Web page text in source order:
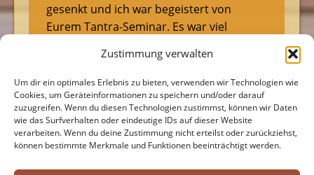
Zustimmung verwalten
Um dir ein optimales Erlebnis zu bieten, verwenden wir Technologien wie
Cookies, um Geräteinformationen zu speichern und/oder darauf
zuzugreifen. Wenn du diesen Technologien zustimmst, können wir Daten
wie das Surfverhalten oder eindeutige IDs auf dieser Website
verarbeiten. Wenn du deine Zustimmung nicht erteilst oder zurückziehst,
können bestimmte Merkmale und Funktionen beeinträchtigt werden.
gesenkt und ich war begeistert von
Eurem Tantra-Seminar. Es war viel
meinen Vorstellungen ausgemalt habe.
Ich habe die Liebe neu entdeckt.“ Marion,
kaufm. Angestellte, Tantra Viersen,
Tantrakurs „Seit Jahren wollte ich schon
Tantra ausprobieren,…